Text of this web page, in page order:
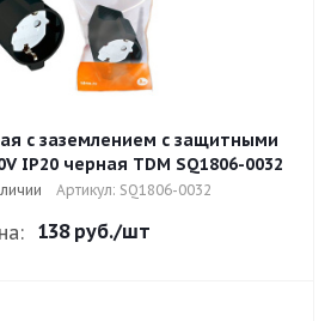
с заземлением с защитными
IP20 черная TDM SQ1806-0032
Артикул: SQ1806-0032
138 руб./шт